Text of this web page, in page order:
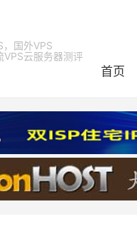
，国外VPS
VPS云服务器测评
首页